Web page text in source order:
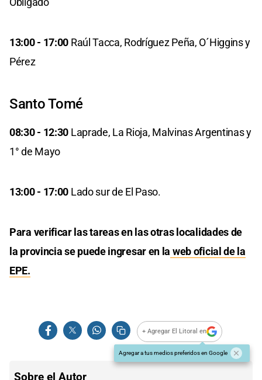
13:00 - 17:00 Raúl Tacca, Rodríguez Peña, O´Higgins y
Pérez
Santo Tomé
08:30 - 12:30 Laprade, La Rioja, Malvinas Argentinas y
1° de Mayo
13:00 - 17:00 Lado sur de El Paso.
Para verificar las tareas en las otras localidades de
la provincia se puede ingresar en la web oficial de la
EPE.
+ Agregar El Litoral en
Agregar a tus medios preferidos en Google
Sobre el Autor